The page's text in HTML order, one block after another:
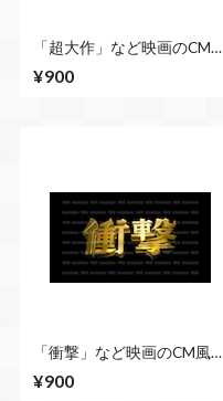
「超大作」など映画のCM風
５種類 No.1 赤
¥900
「衝撃」など映画のCM風に
演出できる立体的な漢字５
種類 No.1 ゴールド
¥900